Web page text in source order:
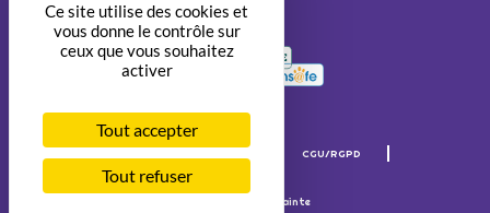
Ce site utilise des cookies et
vous donne le contrôle sur
ceux que vous souhaitez
activer
Tout accepter
Tout refuser
CGU/RGPD
Accessibilité
© Internet Sans Crainte